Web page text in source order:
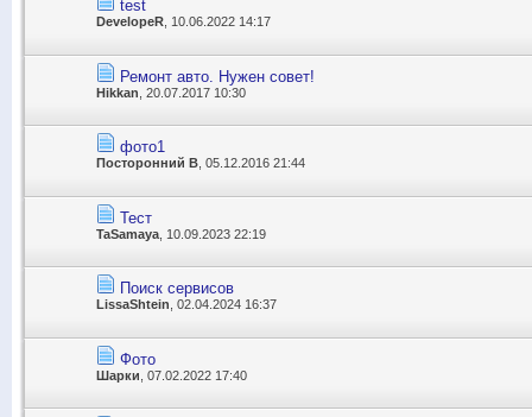
test
DevelopeR, 10.06.2022 14:17
Ремонт авто. Нужен совет!
Hikkan , 20.07.2017 10:30
фото1
Посторонний В, 05.12.2016 21:44
Тест
TaSamaya , 10.09.2023 22:19
Поиск сервисов
LissaShtein , 02.04.2024 16:37
Фото
Шарки , 07.02.2022 17:40